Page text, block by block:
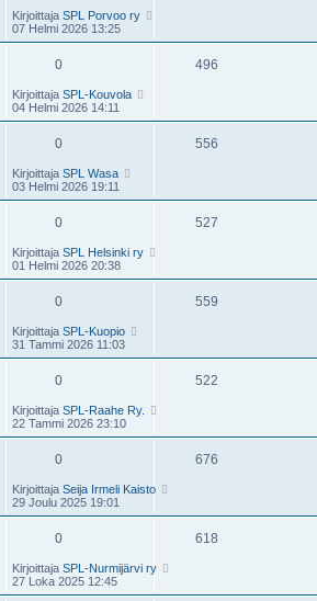
Kirjoittaja SPL Porvoo ry
07 Helmi 2026 13:25
0 496
Kirjoittaja SPL-Kouvola
04 Helmi 2026 14:11
0 556
Kirjoittaja SPL Wasa
03 Helmi 2026 19:11
0 527
Kirjoittaja SPL Helsinki ry
01 Helmi 2026 20:38
0 559
Kirjoittaja SPL-Kuopio
31 Tammi 2026 11:03
0 522
Kirjoittaja SPL-Raahe Ry.
22 Tammi 2026 23:10
0 676
Kirjoittaja Seija Irmeli Kaisto
29 Joulu 2025 19:01
0 618
Kirjoittaja SPL-Nurmijärvi ry
27 Loka 2025 12:45